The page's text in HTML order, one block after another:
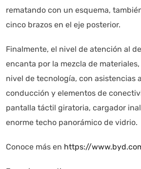
rematando con un esquema,
cinco brazos en el eje posterior.
Finalmente, el nivel de atención al
encanta por la mezcla de
nivel de tecnología, con asistencias
conducción y elementos de
pantalla táctil giratoria, cargador
enorme techo panorámico de vidrio.
Conoce más en https://